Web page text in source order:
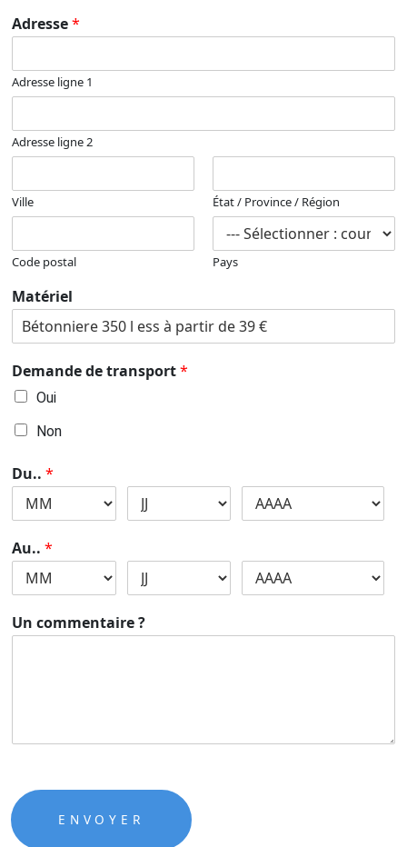
Adresse*
Adresse ligne 1
Adresse ligne 2
Ville État / Province / Région
Code postal Pays
Matériel
Demande de transport*
Oui
Non
Du.. *
Au.. *
Un commentaire ?
ENVOYER